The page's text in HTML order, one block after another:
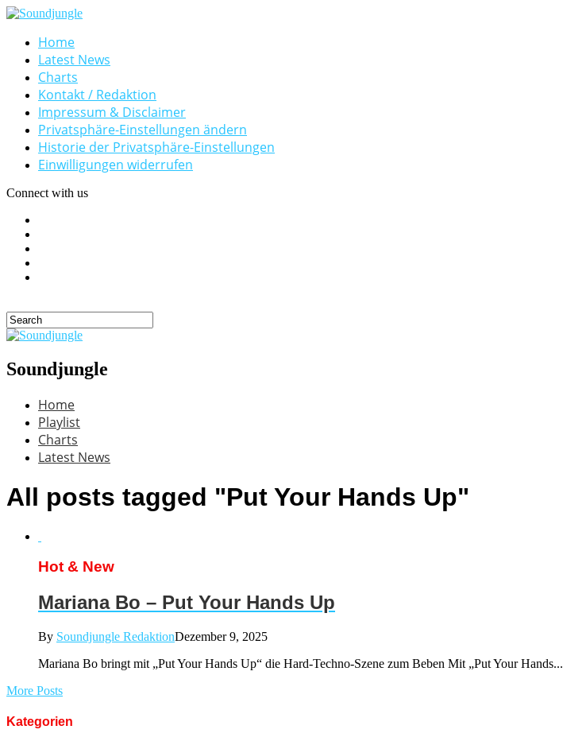
Home
Latest News
Charts
Kontakt / Redaktion
Impressum & Disclaimer
Privatsphäre-Einstellungen ändern
Historie der Privatsphäre-Einstellungen
Einwilligungen widerrufen
Connect with us
Soundjungle
Home
Playlist
Charts
Latest News
All posts tagged "Put Your Hands Up"
Hot & New
Mariana Bo – Put Your Hands Up
By Soundjungle RedaktionDezember 9, 2025
Mariana Bo bringt mit „Put Your Hands Up“ die Hard-Techno-Szene zum Beben Mit „Put Your Hands...
More Posts
Kategorien